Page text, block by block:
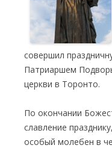
совершил
Патриаршем
церкви в Торонто.
По окончании
славление
особый молебен в